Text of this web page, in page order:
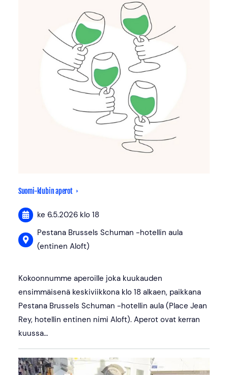
Suomi-klubin aperot
ke 6.5.2026 klo 18
Pestana Brussels Schuman -hotellin aula
(entinen Aloft)
Kokoonnumme aperoille joka kuukauden
ensimmäisenä keskiviikkona klo 18 alkaen, paikkana
Pestana Brussels Schuman -hotellin aula (Place Jean
Rey, hotellin entinen nimi Aloft). Aperot ovat kerran
kuussa…